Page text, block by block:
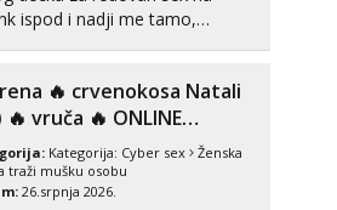
677- Kod: #69
:)
677- Kod: #04
mob:1,12€ min
‎️‍🔥 crvenokosa Natali
‎️‍🔥 vruča‎ ️‍🔥 ONLINE
Kategorija: Cyber sex
Ženska
traži mušku osobu
26.srpnja 2026.